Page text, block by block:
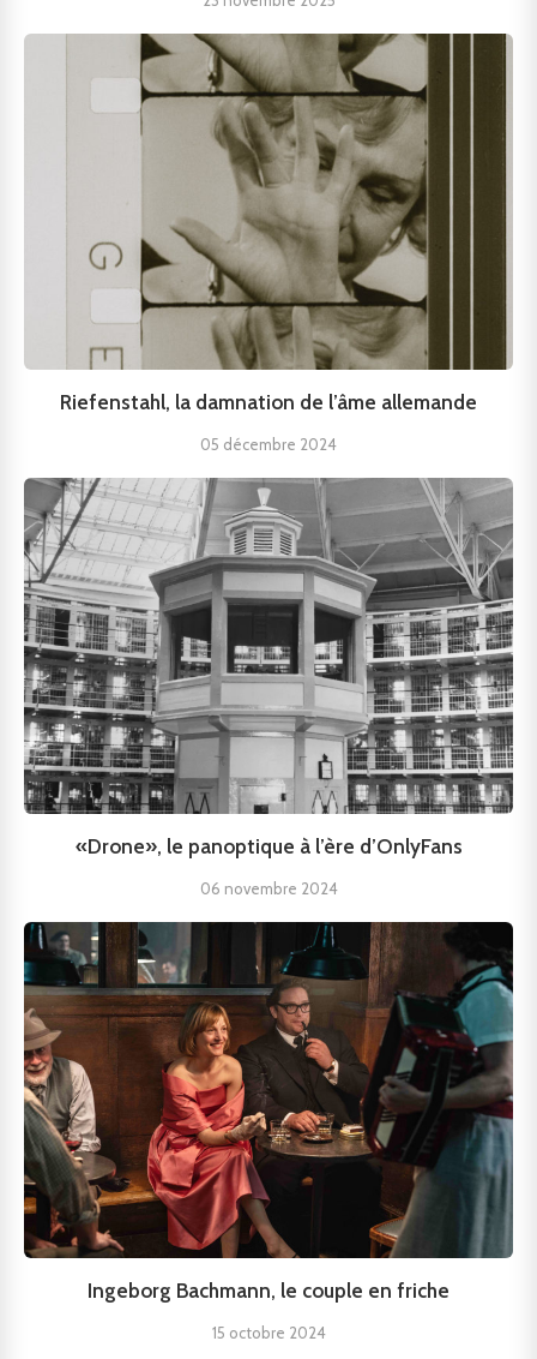
Riefenstahl, la damnation de l’âme allemande
05 décembre 2024
«Drone», le panoptique à l’ère d’OnlyFans
06 novembre 2024
Ingeborg Bachmann, le couple en friche
15 octobre 2024